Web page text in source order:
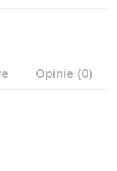
Opinie (0)